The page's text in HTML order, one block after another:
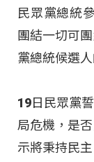
民眾黨總統
團結一切可
黨總統候選
19日民眾黨
局危機，是
示將秉持民